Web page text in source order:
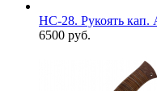
НС-28. Рукоять
6500 руб.